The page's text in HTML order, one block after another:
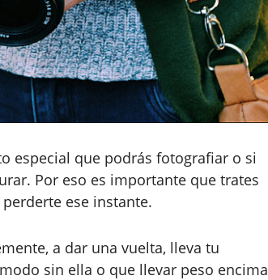
especial que podrás fotografiar o si
Por eso es importante que trates
ese instante.
a dar una vuelta, lleva tu
sin ella o que llevar peso encima